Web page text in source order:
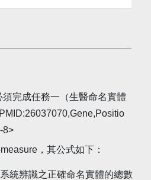
完成任務一（生醫命名實體
8>
，其公式如下：
系 統辨 識 之 正確命 名 實 體 的 總 數
統辨識之正確命名實體的總
識之命名實體的總數